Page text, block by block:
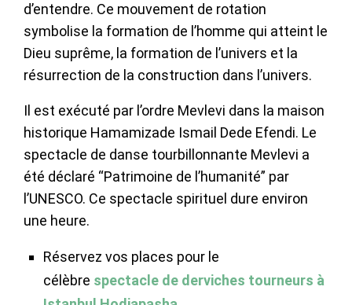
d’entendre. Ce mouvement de rotation
symbolise la formation de l’homme qui atteint le
Dieu suprême, la formation de l’univers et la
résurrection de la construction dans l’univers.
Il est exécuté par l’ordre Mevlevi dans la maison
historique Hamamizade Ismail Dede Efendi. Le
spectacle de danse tourbillonnante Mevlevi a
été déclaré “Patrimoine de l’humanité” par
l’UNESCO. Ce spectacle spirituel dure environ
une heure.
Réservez vos places pour le
célèbre spectacle de derviches tourneurs à